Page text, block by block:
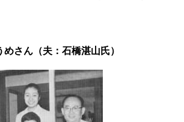
さん（夫：石橋湛山氏）